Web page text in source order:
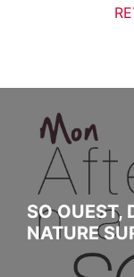
SO OUEST,
NATURE